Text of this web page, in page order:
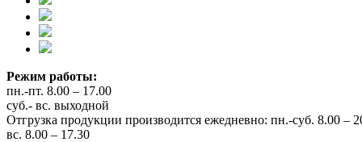
Режим работы:
пн.-пт. 8.00 – 17.00
суб.- вс. выходной
Отгрузка продукции производится ежедневно: пн.-суб. 8.00 –
вс. 8.00 – 17.30